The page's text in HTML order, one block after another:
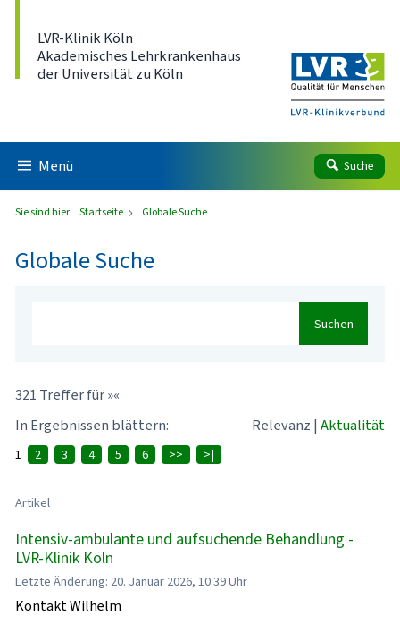
LVR-Klinik Köln
Akademisches Lehrkrankenhaus
der Universität zu Köln
Menü Suche
Sie sind hier: Startseite Globale Suche
Globale Suche
Suchen
321 Treffer für »«
In Ergebnissen blättern:
Relevanz | Aktualität
1 2 3 4 5 6 >> >|
Artikel
Intensiv-ambulante und aufsuchende Behandlung -
LVR-Klinik Köln
Letzte Änderung: 20. Januar 2026, 10:39 Uhr
Kontakt Wilhelm